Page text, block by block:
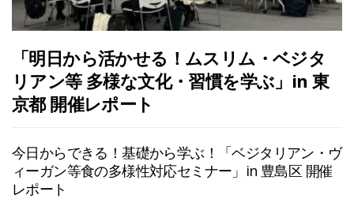
「明日から活かせる！ムスリム・ベジタ
リアン等 多様な文化・習慣を学ぶ」in 東
京都 開催レポート
今日からできる！基礎から学ぶ！「ベジタリアン・ヴ
ィーガン等食の多様性対応セミナー」in 豊島区 開催
レポート